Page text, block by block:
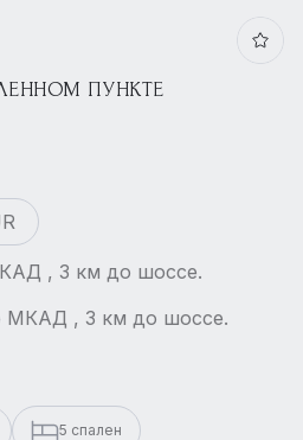
ПУНКТЕ
, 3 км до шоссе.
МКАД , 3 км до шоссе.
5 спален